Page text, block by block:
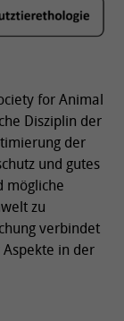
for Animal
Disziplin der
der
und gutes
mögliche
zu
verbindet
in der